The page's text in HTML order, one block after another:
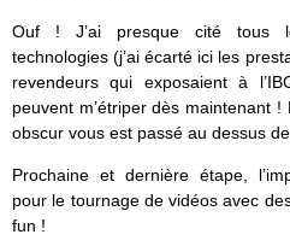
Ouf ! J’ai presque cité tous
technologies (j’ai écarté ici les
revendeurs qui exposaient à
peuvent m’étriper dès maintenant
obscur vous est passé au dessus
Prochaine et dernière étape,
pour le tournage de vidéos avec
fun !